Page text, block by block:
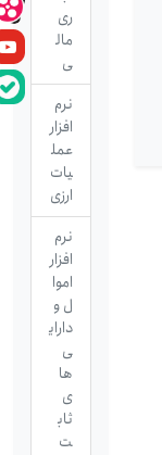
ری
مال
ی
نرم
افزار
عمل
یات
ارزی
نرم
افزار
اموا
ل و
دارای
ی
ها
ی
ثاب
ت